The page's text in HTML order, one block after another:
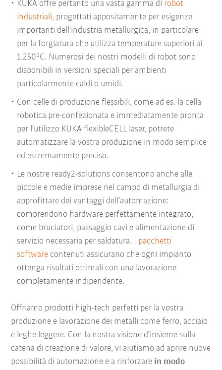
KUKA offre pertanto una vasta gamma di robot
industriali, progettati appositamente per esigenze
importanti dell’industria metallurgica, in particolare
per la forgiatura che utilizza temperature superiori ai
1.250°C. Numerosi dei nostri modelli di robot sono
disponibili in versioni speciali per ambienti
particolarmente caldi o umidi.
Con celle di produzione flessibili, come ad es. la cella
robotica pre-confezionata e immediatamente pronta
per l’utilizzo KUKA flexibleCELL laser, potrete
automatizzare la vostra produzione in modo semplice
ed estremamente preciso.
Le nostre ready2-solutions consentono anche alle
piccole e medie imprese nel campo di metallurgia di
approfittare dei vantaggi dell’automazione:
comprendono hardware perfettamente integrato,
come bruciatori, passaggio cavi e alimentazione di
servizio necessaria per saldatura. I pacchetti
software contenuti assicurano che ogni impianto
ottenga risultati ottimali con una lavorazione
completamente indipendente.
Offriamo prodotti high-tech perfetti per la vostra
produzione e lavorazione dei metalli come ferro, acciaio
e leghe leggere. Con la nostra visione d’insieme sulla
catena di creazione di valore, vi aiutiamo ad aprire nuove
possibilità di automazione e a rinforzare in modo